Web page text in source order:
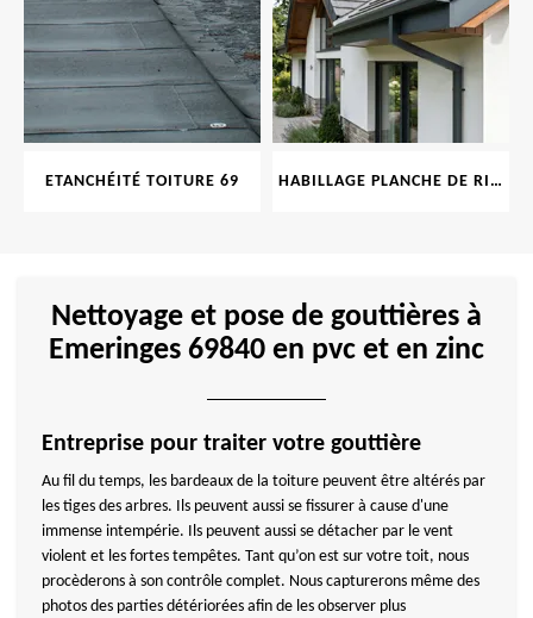
ETANCHÉITÉ TOITURE 69 HABILLAGE PLANCHE DE RIVE 69
Nettoyage et pose de gouttières à
Emeringes 69840 en pvc et en zinc
Entreprise pour traiter votre gouttière
Au fil du temps, les bardeaux de la toiture peuvent être altérés par
les tiges des arbres. Ils peuvent aussi se fissurer à cause d'une
immense intempérie. Ils peuvent aussi se détacher par le vent
violent et les fortes tempêtes. Tant qu’on est sur votre toit, nous
procèderons à son contrôle complet. Nous capturerons même des
photos des parties détériorées afin de les observer plus